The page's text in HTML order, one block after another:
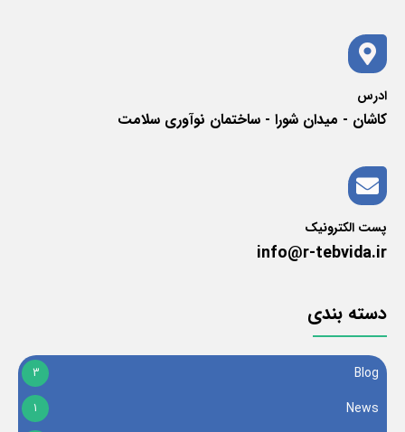
ادرس
کاشان - میدان شورا - ساختمان نوآوری سلامت
پست الکترونیک
info@r-tebvida.ir
دسته بندی
Blog
3
News
1